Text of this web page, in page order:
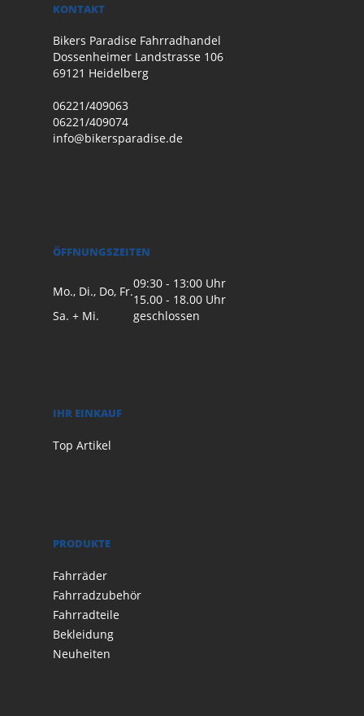
KONTAKT
Bikers Paradise Fahrradhandel
Dossenheimer Landstrasse 106
69121 Heidelberg
06221/409063
06221/409074
info@bikersparadise.de
ÖFFNUNGSZEITEN
Mo., Di., Do, Fr.
09:30 - 13:00 Uhr
15.00 - 18.00 Uhr
Sa. + Mi.
geschlossen
IHR EINKAUF
Top Artikel
PRODUKTE
Fahrräder
Fahrradzubehör
Fahrradteile
Bekleidung
Neuheiten